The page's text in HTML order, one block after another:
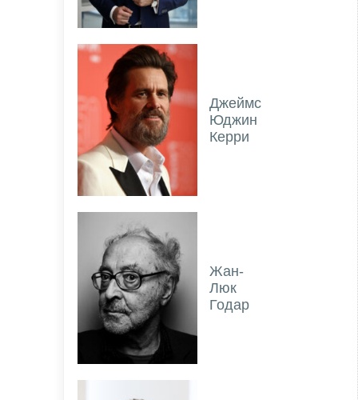
Джеймс
Юджин
Керри
Жан-
Люк
Годар